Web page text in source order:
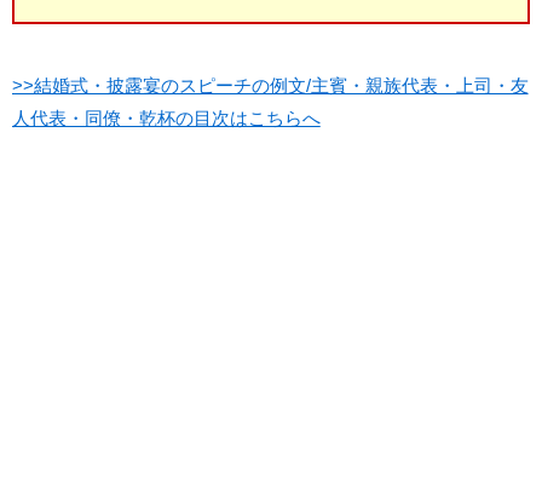
>>結婚式・披露宴のスピーチの例文/主賓・親族代表・上司・友
人代表・同僚・乾杯の目次はこちらへ